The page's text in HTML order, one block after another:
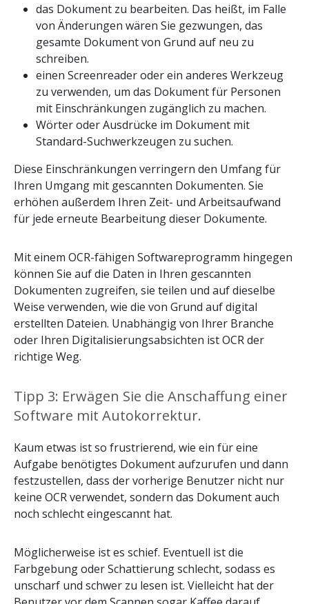
das Dokument zu bearbeiten. Das heißt, im Falle
von Änderungen wären Sie gezwungen, das
gesamte Dokument von Grund auf neu zu
schreiben.
einen Screenreader oder ein anderes Werkzeug
zu verwenden, um das Dokument für Personen
mit Einschränkungen zugänglich zu machen.
Wörter oder Ausdrücke im Dokument mit
Standard-Suchwerkzeugen zu suchen.
Diese Einschränkungen verringern den Umfang für
Ihren Umgang mit gescannten Dokumenten. Sie
erhöhen außerdem Ihren Zeit- und Arbeitsaufwand
für jede erneute Bearbeitung dieser Dokumente.
Mit einem OCR-fähigen Softwareprogramm hingegen
können Sie auf die Daten in Ihren gescannten
Dokumenten zugreifen, sie teilen und auf dieselbe
Weise verwenden, wie die von Grund auf digital
erstellten Dateien. Unabhängig von Ihrer Branche
oder Ihren Digitalisierungsabsichten ist OCR der
richtige Weg.
Tipp 3: Erwägen Sie die Anschaffung einer
Software mit Autokorrektur.
Kaum etwas ist so frustrierend, wie ein für eine
Aufgabe benötigtes Dokument aufzurufen und dann
festzustellen, dass der vorherige Benutzer nicht nur
keine OCR verwendet, sondern das Dokument auch
noch schlecht eingescannt hat.
Möglicherweise ist es schief. Eventuell ist die
Farbgebung oder Schattierung schlecht, sodass es
unscharf und schwer zu lesen ist. Vielleicht hat der